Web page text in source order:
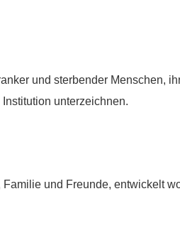
und sterbender Menschen,
unterzeichnen.
und Freunde, entwickelt